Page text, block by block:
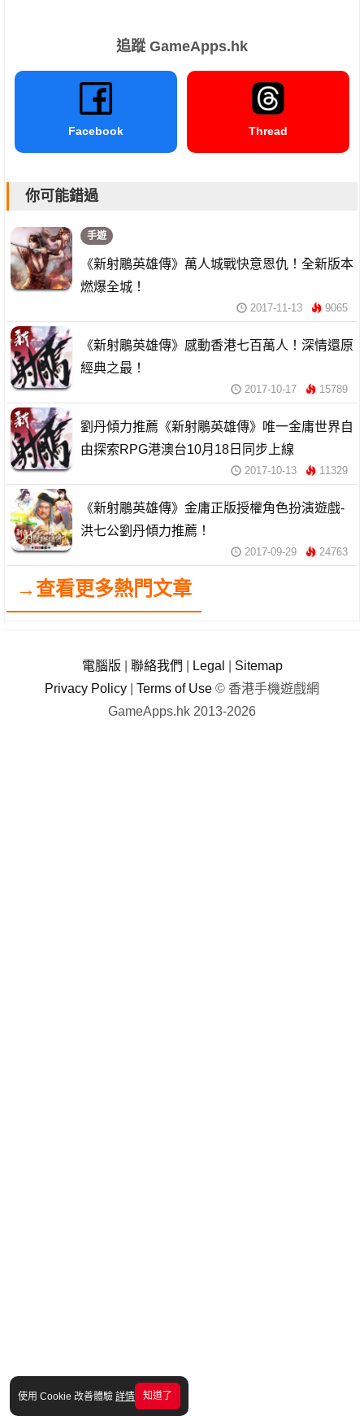
使用 Cookie 改善體驗 詳情 知道了
追蹤 GameApps.hk
Facebook Thread
你可能錯過
手遊
《新射鵰英雄傳》萬人城戰快意恩仇！全新版本
燃爆全城！
2017-11-13 9065
《新射鵰英雄傳》感動香港七百萬人！深情還原
經典之最！
2017-10-17 15789
劉丹傾力推薦《新射鵰英雄傳》唯一金庸世界自
由探索RPG港澳台10月18日同步上線
2017-10-13 11329
《新射鵰英雄傳》金庸正版授權角色扮演遊戲-
洪七公劉丹傾力推薦！
2017-09-29 24763
→查看更多熱門文章
電腦版 聯絡我們 Legal
Sitemap
Privacy Policy
Terms of Use © 香港手機遊戲網
GameApps.hk 2013-2026